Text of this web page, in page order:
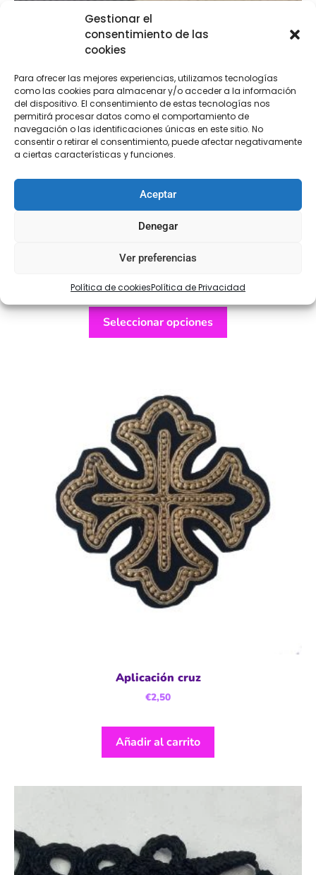
Gestionar el
consentimiento de las
cookies
Para ofrecer las mejores experiencias, utilizamos tecnologías
como las cookies para almacenar y/o acceder a la información
del dispositivo. El consentimiento de estas tecnologías nos
permitirá procesar datos como el comportamiento de
navegación o las identificaciones únicas en este sitio. No
consentir o retirar el consentimiento, puede afectar negativamente
a ciertas características y funciones.
Aceptar
Denegar
Ver preferencias
Política de cookiesPolítica de Privacidad
Coderas Polipiel
Seleccionar opciones
Aplicación cruz
€2,50
Añadir al carrito